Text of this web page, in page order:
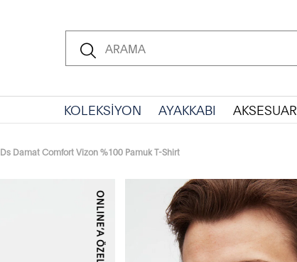
KOLEKSİYON AYAKKABI AKSESUAR
Ds Damat Comfort Vizon %100 Pamuk T-Shirt